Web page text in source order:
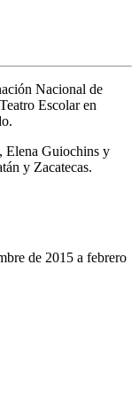
Nacional de
Escolar en
Elena Guiochins y
y Zacatecas.
de 2015 a febrero